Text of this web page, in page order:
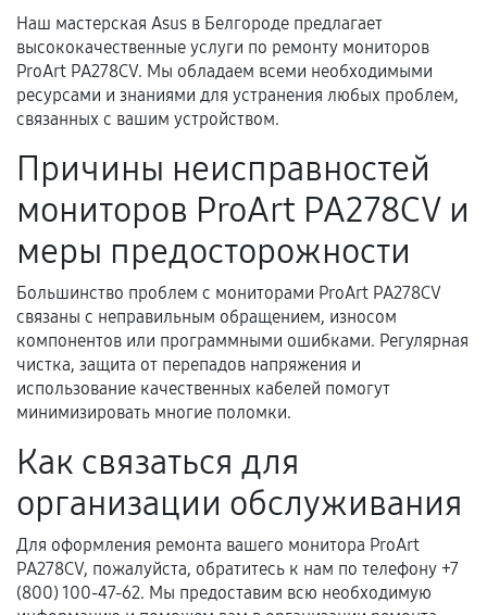
Документы для подтверждения
гарантии
Акт выполненных работ с датой, перечнем
услуг и сроком гарантии.
и кассовый чек.
Расширенная гарантия
В некоторых случаях возможно оформление
расширенной гарантии. Стоимость, сроки и
условия продления согласовываются отдельно и
фиксируются в документах.
Когда гарантия не действует
Наш мастерская Asus в Белгороде предлагает
высококачественные услуги по ремонту мониторов
ProArt PA278CV. Мы обладаем всеми необходимыми
ресурсами и знаниями для устранения любых проблем,
связанных с вашим устройством.
Причины неисправностей
мониторов ProArt PA278CV и
меры предосторожности
Большинство проблем с мониторами ProArt PA278CV
связаны с неправильным обращением, износом
компонентов или программными ошибками. Регулярная
чистка, защита от перепадов напряжения и
использование качественных кабелей помогут
минимизировать многие поломки.
Как связаться для
организации обслуживания
Для оформления ремонта вашего монитора ProArt
PA278CV, пожалуйста, обратитесь к нам по телефону +7
(800) 100-47-62. Мы предоставим всю необходимую